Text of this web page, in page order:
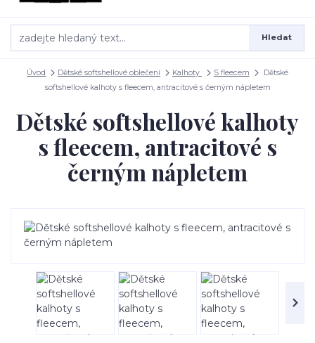
Hledat
Úvod Dětské softshellové oblečení Kalhoty S fleecem
Dětské
softshellové kalhoty s fleecem, antracitové s černým nápletem
Dětské softshellové kalhoty
s fleecem, antracitové s
černým nápletem